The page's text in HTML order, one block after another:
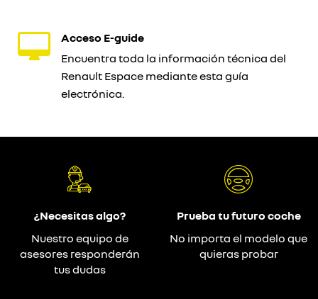
Acceso E-guide
Encuentra toda la información técnica del
Renault Espace mediante esta guía
electrónica.
¿Necesitas algo?
Nuestro equipo de
asesores responderán
tus dudas
Prueba tu futuro coche
No importa el modelo que
quieras probar